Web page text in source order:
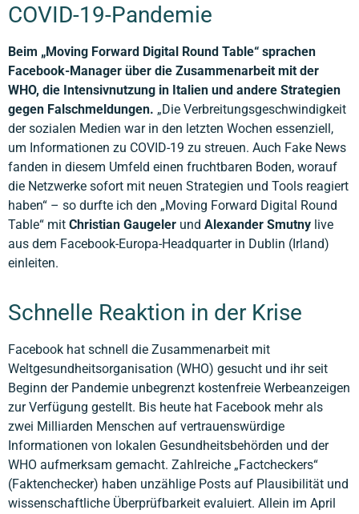
COVID-19-Pandemie
Beim „Moving Forward Digital Round Table“ sprachen
Facebook-Manager über die Zusammenarbeit mit der
WHO, die Intensivnutzung in Italien und andere Strategien
gegen Falschmeldungen. „Die Verbreitungsgeschwindigkeit
der sozialen Medien war in den letzten Wochen essenziell,
um Informationen zu COVID-19 zu streuen. Auch Fake News
fanden in diesem Umfeld einen fruchtbaren Boden, worauf
die Netzwerke sofort mit neuen Strategien und Tools reagiert
haben“ – so durfte ich den „Moving Forward Digital Round
Table“ mit Christian Gaugeler und Alexander Smutny live
aus dem Facebook-Europa-Headquarter in Dublin (Irland)
einleiten.
Schnelle Reaktion in der Krise
Facebook hat schnell die Zusammenarbeit mit
Weltgesundheitsorganisation (WHO) gesucht und ihr seit
Beginn der Pandemie unbegrenzt kostenfreie Werbeanzeigen
zur Verfügung gestellt. Bis heute hat Facebook mehr als
zwei Milliarden Menschen auf vertrauenswürdige
Informationen von lokalen Gesundheitsbehörden und der
WHO aufmerksam gemacht. Zahlreiche „Factcheckers“
(Faktenchecker) haben unzählige Posts auf Plausibilität und
wissenschaftliche Überprüfbarkeit evaluiert. Allein im April